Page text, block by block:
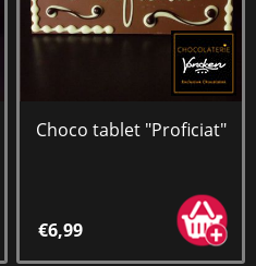
Choco tablet "Proficiat"
€6,99